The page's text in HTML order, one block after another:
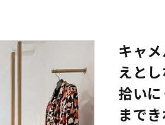
キャ
えと
拾い
まで